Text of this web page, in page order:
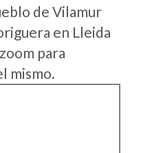
de Vilamur
en Lleida
para
mismo.